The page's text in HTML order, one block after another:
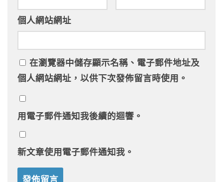
個人網站網址
在瀏覽器中儲存顯示名稱、電子郵件地址及
個人網站網址，以供下次發佈留言時使用。
用電子郵件通知我後續的迴響。
新文章使用電子郵件通知我。